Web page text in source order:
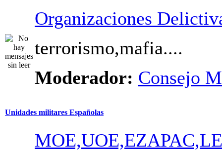
Organizaciones
terrorismo,mafia....
Moderador: Consejo
Unidades militares Españolas